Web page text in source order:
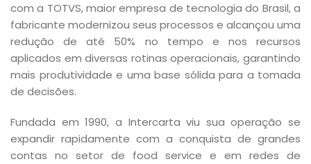
com a TOTVS, maior empresa de tecnologia do Brasil, a
fabricante modernizou seus processos e alcançou uma
redução de até 50% no tempo e nos recursos
aplicados em diversas rotinas operacionais, garantindo
mais produtividade e uma base sólida para a tomada
de decisões.
Fundada em 1990, a Intercarta viu sua operação se
expandir rapidamente com a conquista de grandes
contas no setor de food service e em redes de